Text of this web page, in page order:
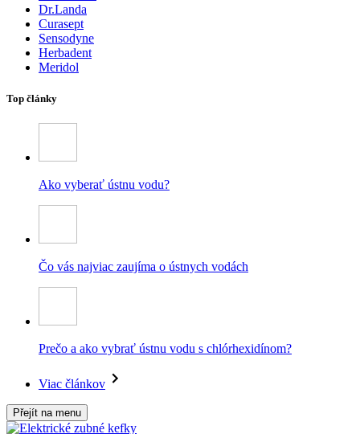
Dr.Landa
Curasept
Sensodyne
Herbadent
Meridol
Top články
Ako vyberať ústnu vodu?
Čo vás najviac zaujíma o ústnych vodách
Prečo a ako vybrať ústnu vodu s chlórhexidínom?
Viac článkov
Přejít na menu